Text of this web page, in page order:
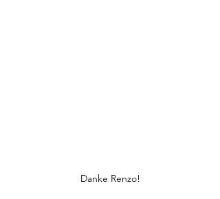
Danke Renzo!